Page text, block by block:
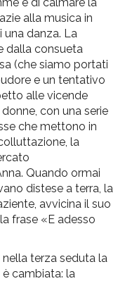
alla musica in
danza. La
dalla consueta
(che siamo portati
e un tentativo
alle vicende
con una serie
che mettono in
la
Quando ormai
distese a terra, la
avvicina il suo
frase «E adesso
terza seduta la
cambiata: la